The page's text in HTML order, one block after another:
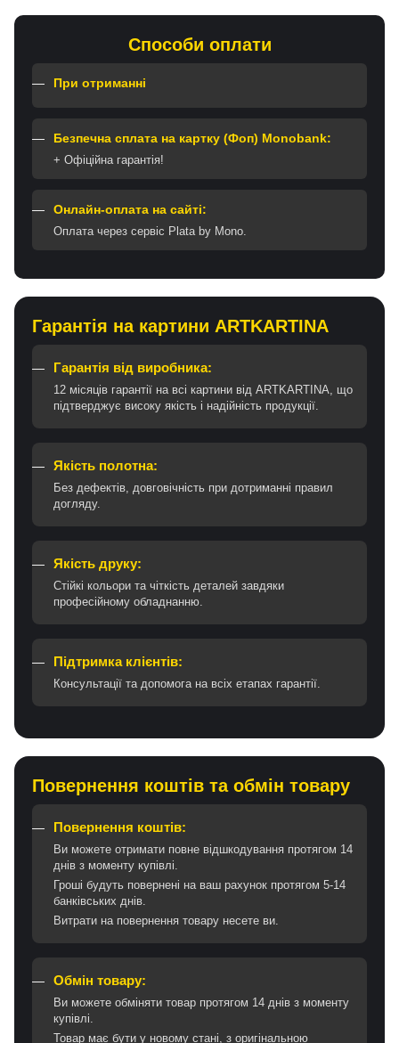
Способи оплати
При отриманні
Безпечна сплата на картку (Фоп) Monobank:
+ Офіційна гарантія!
Онлайн-оплата на сайті:
Оплата через сервіс Plata by Mono.
Гарантія на картини ARTKARTINA
Гарантія від виробника:
12 місяців гарантії на всі картини від ARTKARTINA, що
підтверджує високу якість і надійність продукції.
Якість полотна:
Без дефектів, довговічність при дотриманні правил
догляду.
Якість друку:
Стійкі кольори та чіткість деталей завдяки
професійному обладнанню.
Підтримка клієнтів:
Консультації та допомога на всіх етапах гарантії.
Повернення коштів та обмін товару
Повернення коштів:
Ви можете отримати повне відшкодування протягом 14
днів з моменту купівлі.
Гроші будуть повернені на ваш рахунок протягом 5-14
банківських днів.
Витрати на повернення товару несете ви.
Обмін товару:
Ви можете обміняти товар протягом 14 днів з моменту
купівлі.
Товар має бути у новому стані, з оригінальною